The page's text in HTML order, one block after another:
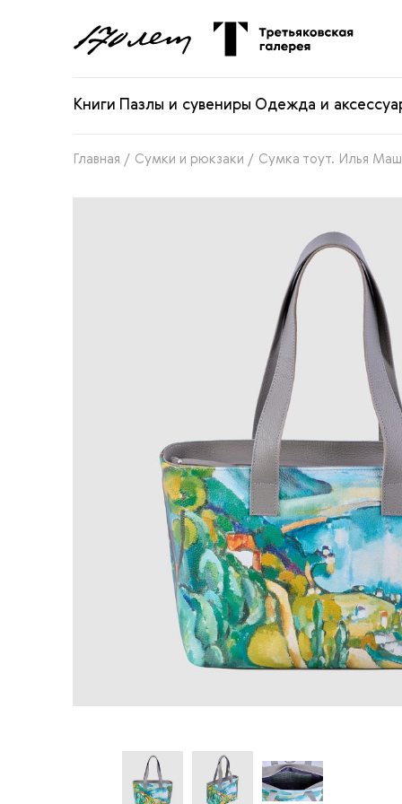
Книги Пазлы и сувениры Одежда и
Главная / Сумки и рюкзаки / Сумка тоут. Илья